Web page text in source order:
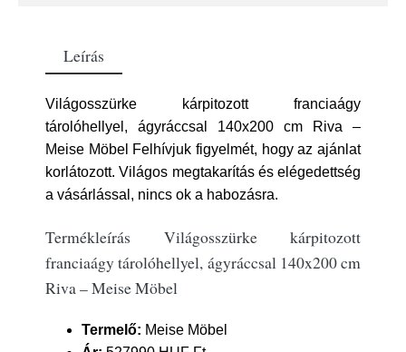
Leírás
Világosszürke kárpitozott franciaágy
tárolóhellyel, ágyráccsal 140x200 cm Riva –
Meise Möbel Felhívjuk figyelmét, hogy az ajánlat
korlátozott. Világos megtakarítás és elégedettség
a vásárlással, nincs ok a habozásra.
Termékleírás Világosszürke kárpitozott
franciaágy tárolóhellyel, ágyráccsal 140x200 cm
Riva – Meise Möbel
Termelő: Meise Möbel